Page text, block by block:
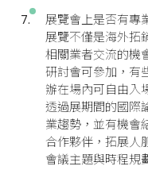
展覽會上是否有專
展覽不僅是海外拓
相關業者交流的機
研討會可參加，有
辦在場內可自由入
透過展期間的國際
業趨勢，並有機會
合作夥伴，拓展人
會議主題與時程規